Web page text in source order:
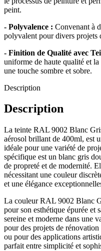
peint.
- Polyvalence : Convenant à
polyvalent pour divers projets
- Finition de Qualité avec
uniforme de haute qualité et
une touche sombre et sobre.
Description
Description
La teinte RAL 9002 Blanc
aérosol brillant de 400ml, est
idéale pour une variété de
spécifique est un blanc gris
de propreté et de modernité.
nécessitant une couleur
et une élégance
La couleur RAL 9002 Blanc
pour son esthétique épurée et
sereine et moderne dans une
pour des projets de
ou pour des applications
parfait entre simplicité et